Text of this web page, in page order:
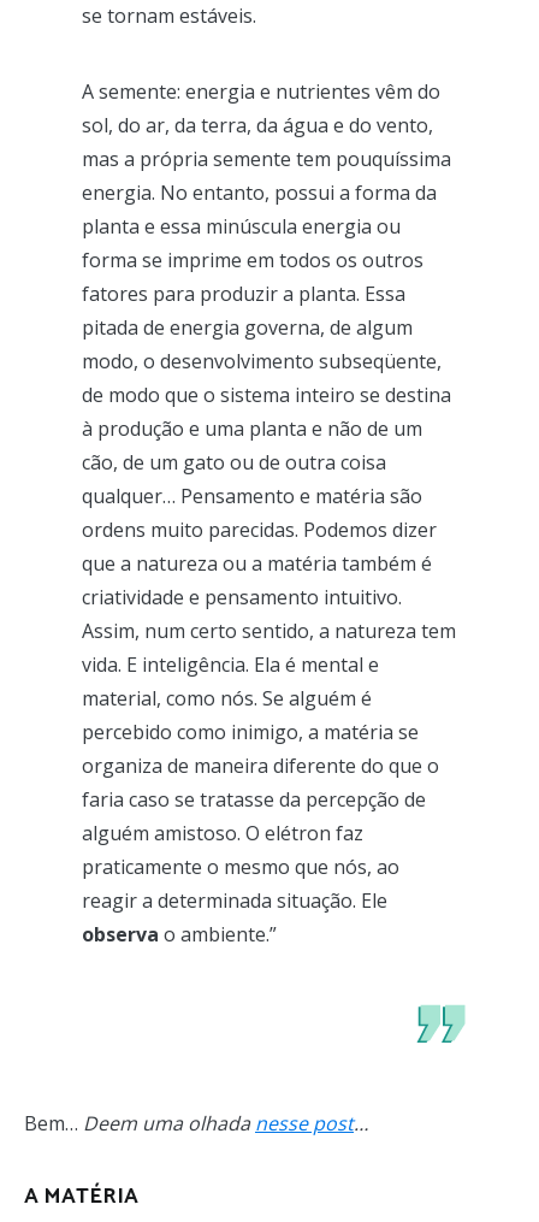
se tornam estáveis.
A semente: energia e nutrientes vêm do
sol, do ar, da terra, da água e do vento,
mas a própria semente tem pouquíssima
energia. No entanto, possui a forma da
planta e essa minúscula energia ou
forma se imprime em todos os outros
fatores para produzir a planta. Essa
pitada de energia governa, de algum
modo, o desenvolvimento subseqüente,
de modo que o sistema inteiro se destina
à produção e uma planta e não de um
cão, de um gato ou de outra coisa
qualquer… Pensamento e matéria são
ordens muito parecidas. Podemos dizer
que a natureza ou a matéria também é
criatividade e pensamento intuitivo.
Assim, num certo sentido, a natureza tem
vida. E inteligência. Ela é mental e
material, como nós. Se alguém é
percebido como inimigo, a matéria se
organiza de maneira diferente do que o
faria caso se tratasse da percepção de
alguém amistoso. O elétron faz
praticamente o mesmo que nós, ao
reagir a determinada situação. Ele
observa o ambiente.”
Bem… Deem uma olhada nesse post…
A MATÉRIA